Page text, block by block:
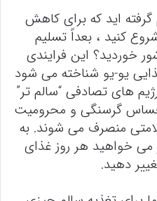
اید که برای کاهش
کنید ، بعداً تسلیم
خوردید؟ این فرایندی
یو-یو شناخته می شود
های تصادفی “سالم تر”
گرسنگی و محرومیت
منصرف می شوند. به
خواهید هر روز غذای
دهید.